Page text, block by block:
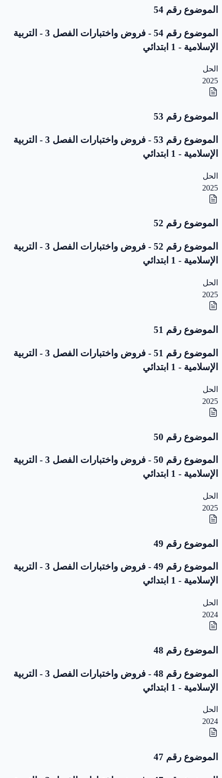
الموضوع رقم 54
الموضوع رقم 54 - فروض واختبارات الفصل 3 - التربية
الإسلامية - 1 ابتدائي
الحل
2025
الموضوع رقم 53
الموضوع رقم 53 - فروض واختبارات الفصل 3 - التربية
الإسلامية - 1 ابتدائي
الحل
2025
الموضوع رقم 52
الموضوع رقم 52 - فروض واختبارات الفصل 3 - التربية
الإسلامية - 1 ابتدائي
الحل
2025
الموضوع رقم 51
الموضوع رقم 51 - فروض واختبارات الفصل 3 - التربية
الإسلامية - 1 ابتدائي
الحل
2025
الموضوع رقم 50
الموضوع رقم 50 - فروض واختبارات الفصل 3 - التربية
الإسلامية - 1 ابتدائي
الحل
2025
الموضوع رقم 49
الموضوع رقم 49 - فروض واختبارات الفصل 3 - التربية
الإسلامية - 1 ابتدائي
الحل
2024
الموضوع رقم 48
الموضوع رقم 48 - فروض واختبارات الفصل 3 - التربية
الإسلامية - 1 ابتدائي
الحل
2024
الموضوع رقم 47